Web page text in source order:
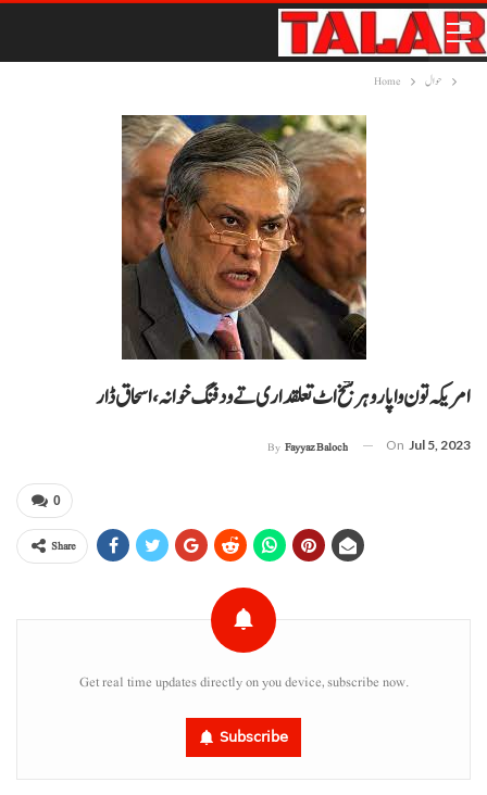
Home حوال
امریکہ تون واپار و ہر بشخ اٹ تعلقداری تے ودفنگ خوانہ، اسحاق ڈار
By Fayyaz Baloch On Jul 5, 2023
0
Share
Get real time updates directly on you device, subscribe now.
Subscribe